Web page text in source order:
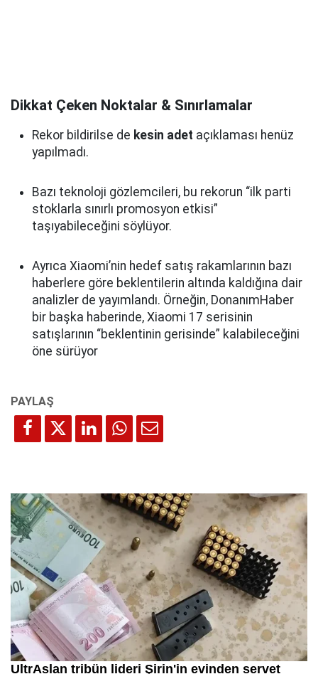
Dikkat Çeken Noktalar & Sınırlamalar
Rekor bildirilse de kesin adet açıklaması henüz
yapılmadı.
Bazı teknoloji gözlemcileri, bu rekorun “ilk parti
stoklarla sınırlı promosyon etkisi”
taşıyabileceğini söylüyor.
Ayrıca Xiaomi’nin hedef satış rakamlarının bazı
haberlere göre beklentilerin altında kaldığına dair
analizler de yayımlandı. Örneğin, DonanımHaber
bir başka haberinde, Xiaomi 17 serisinin
satışlarının “beklentinin gerisinde” kalabileceğini
öne sürüyor